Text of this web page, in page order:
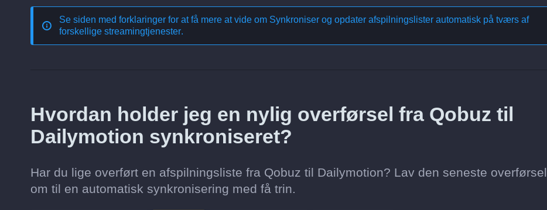
Se siden med forklaringer for at få mere at vide om Synkroniser og opdater afspilningslister automatisk på tværs af
forskellige streamingtjenester.
Hvordan holder jeg en nylig overførsel fra Qobuz til
Dailymotion synkroniseret?
Har du lige overført en afspilningsliste fra Qobuz til Dailymotion? Lav den seneste overførsel
om til en automatisk synkronisering med få trin.